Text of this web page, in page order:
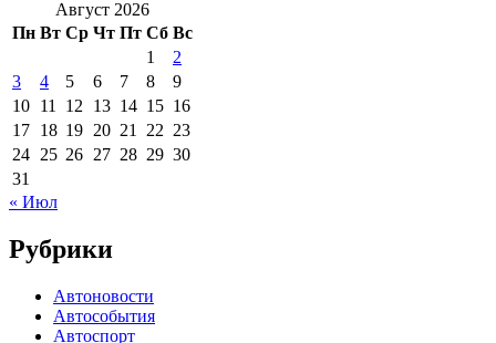
Август 2026
Пн Вт Ср Чт Пт Сб Вс
1
2
3
4 5 6 7 8
9
10 11 12 13 14 15 16
17 18 19 20 21 22 23
24 25 26 27 28 29 30
31
« Июл
Рубрики
Автоновости
Автособытия
Автоспорт